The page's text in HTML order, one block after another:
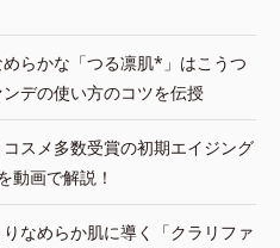
めらかな「つる凛肌*」はこうつ
デの使い方のコツを伝授
スメ多数受賞の初期エイジング
動画で解説！
なめらか肌に導く「クラリファ